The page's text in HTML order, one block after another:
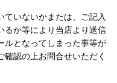
ていないかまたは、ご記入
るか等により当店より送信
ルとなってしまった事等が
認の上お問合せいただく